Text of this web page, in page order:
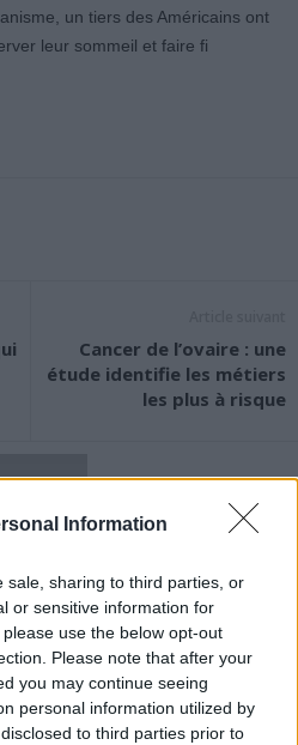
Information
sale, sharing to third parties, or
or sensitive information for
use the below opt-out
Please note that after your
you may continue seeing
personal information utilized by
to third parties prior to
un tiers des Américains ont
leur sommeil et faire fi
Cancer de l’ovaire : une
étude identifie les métiers
les plus à risque
Santé
PLUS DE L'AUTEUR